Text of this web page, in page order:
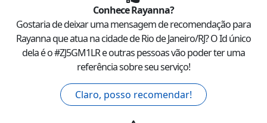
ConheceRayanna?
Gostaria de deixar uma mensagem de recomendação para
Rayannaque atua na cidade deRio de Janeiro/RJ? O Id único
dela é o #ZJ5GM1LRe outras pessoas vão poder ter uma
referência sobre seu serviço!
Claro, posso recomendar!